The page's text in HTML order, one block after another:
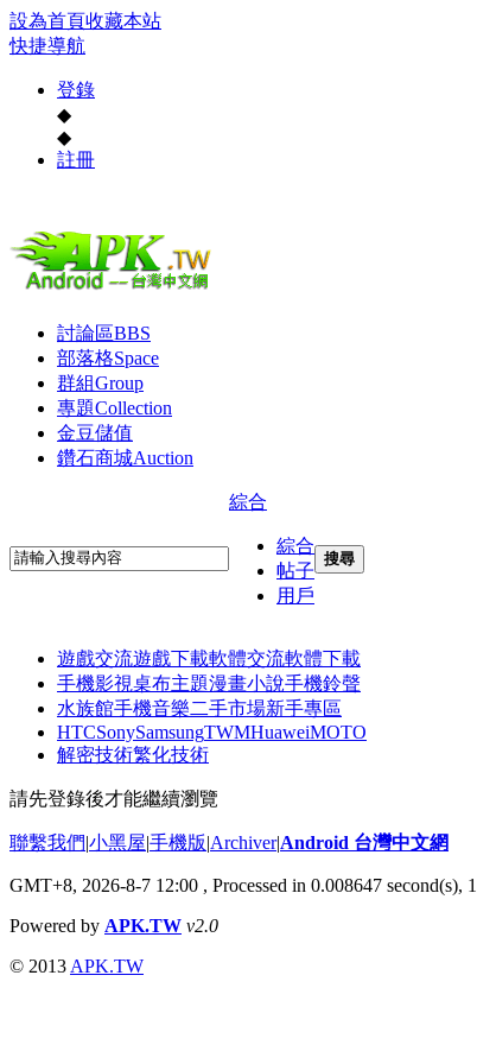
設為首頁收藏本站
快捷導航
登錄
◆
◆
註冊
討論區BBS
部落格Space
群組Group
專題Collection
金豆儲值
鑽石商城Auction
綜合
綜合
帖子
用戶
搜尋
遊戲交流遊戲下載軟體交流軟體下載
手機影視桌布主題漫畫小說手機鈴聲
水族館手機音樂二手市場新手專區
HTCSonySamsungTWMHuaweiMOTO
解密技術繁化技術
請先登錄後才能繼續瀏覽
聯繫我們|小黑屋|手機版|Archiver|Android 台灣中文網
GMT+8, 2026-8-7 12:00 , Processed in 0.008647 second(s),
Powered by APK.TW v2.0
© 2013 APK.TW